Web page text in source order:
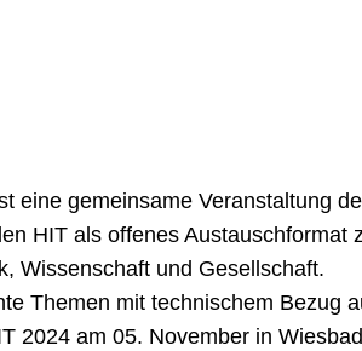
eine gemeinsame Veranstaltung
HIT als offenes
Wissenschaft und Gesellschaft.
Themen mit technischem Bezug
2024 am 05. November in